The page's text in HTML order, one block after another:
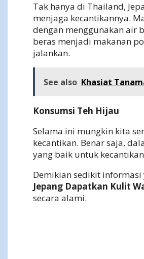
Tak hanya di Thailand,
menjaga kecantikannya.
dengan menggunakan air
beras menjadi makanan
jalankan.
See also Khasiat
Konsumsi Teh Hijau
Selama ini mungkin kita
kecantikan. Benar saja,
yang baik untuk
Demikian sedikit
Jepang Dapatkan Kulit
secara alami.